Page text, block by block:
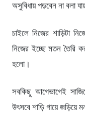
অসুবিধায় পড়বেন না বলা
চাইলে নিজের শাড়িটা
নিজের ইচ্ছে মতন তৈরি
হলো।
সবকিছু আগেভাগেই
উৎসবে শাড়ি গায়ে জড়িয়ে